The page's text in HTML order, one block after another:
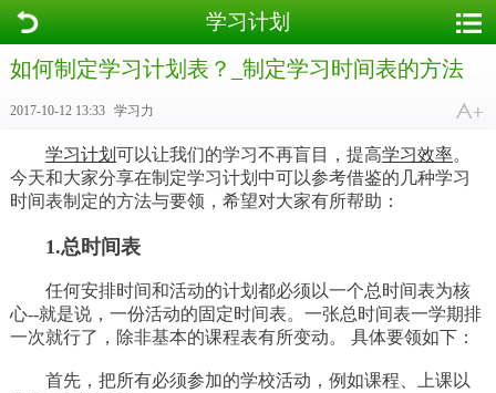
学习计划
如何制定学习计划表？_制定学习时间表的方法
2017-10-12 13:33 学习力
学习计划 可以让我们的学习不再盲目，提高学习效率。
今天和大家分享在制定学习计划中可以参考借鉴的几种学习
时间表制定的方法与要领，希望对大家有所帮助：
1.总时间表
任何安排时间和活动的计划都必须以一个总时间表为核
心--就是说，一份活动的固定时间表。一张总时间表一学期排
一次就行了，除非基本的课程表有所变动。 具体要领如下：
首先，把所有必须参加的学校活动，例如课程、上课以